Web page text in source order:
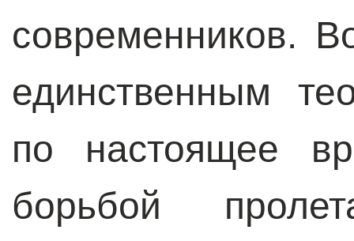
современников.
единственным
по настоящее
борьбой